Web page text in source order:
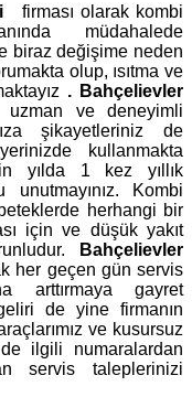
firması olarak kombi
müdahalede
biraz değişime neden
olup, ısıtma ve
. Bahçelievler
uzman ve deneyimli
şikayetleriniz de
kullanmakta
yılda 1 kez yıllık
unutmayınız. Kombi
herhangi bir
için ve düşük yakıt
Bahçelievler
her geçen gün servis
arttırmaya gayret
de yine firmanın
ve kusursuz
ilgili numaralardan
servis taleplerinizi